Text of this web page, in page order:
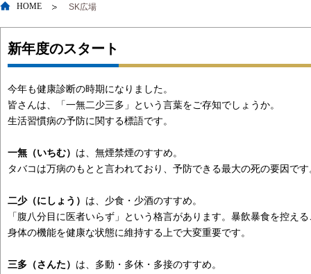
HOME SK広場
新年度のスタート
今年も健康診断の時期になりました。
皆さんは、「一無二少三多」という言葉をご存知でしょうか。
生活習慣病の予防に関する標語です。
一無（いちむ） は、無煙禁煙のすすめ。
タバコは万病のもとと言われており、予防できる最大の死の要因です
二少（にしょう） は、少食・少酒のすすめ。
「腹八分目に医者いらず」という格言があります。暴飲暴食を控え
身体の機能を健康な状態に維持する上で大変重要です。
三多（さんた） は、多動・多休・多接のすすめ。